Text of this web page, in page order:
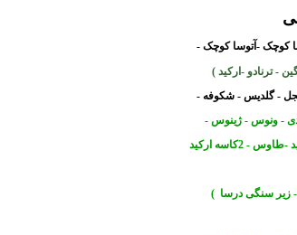
کوچک -آتوسا کوچک -
- ترنادو -ارکید )
- گلدیس - شکوفه -
- ونوس - ژینوس -
- 2کاسه ارکید
زیر سنگی درسا )